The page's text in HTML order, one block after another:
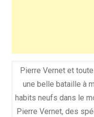
Pierre Vernet et
une belle bataille à
habits neufs dans le
Pierre Vernet, des